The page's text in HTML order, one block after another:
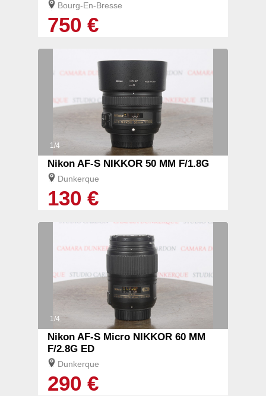
Bourg-En-Bresse
750 €
1/4
Nikon AF-S NIKKOR 50 MM F/1.8G
Dunkerque
130 €
1/4
Nikon AF-S Micro NIKKOR 60 MM
F/2.8G ED
Dunkerque
290 €